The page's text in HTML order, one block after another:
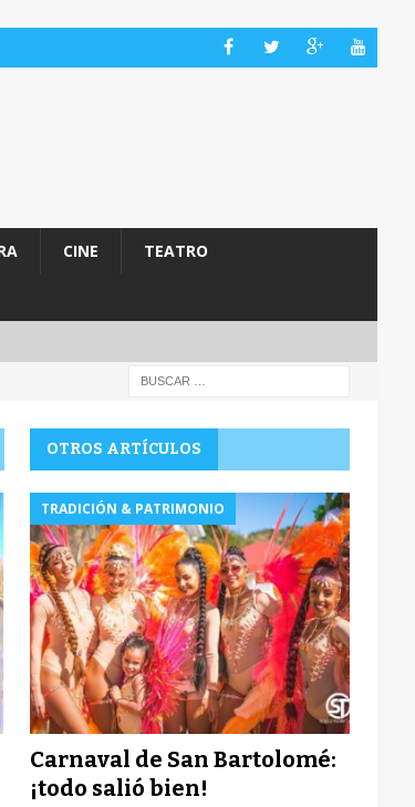
CINE TEATRO
OTROS ARTÍCULOS
TRADICIÓN & PATRIMONIO
Carnaval de San Bartolomé:
¡todo salió bien!